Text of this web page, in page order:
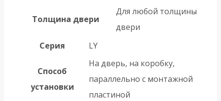
Толщина двери
Для любой толщины
двери
Серия
LY
Способ
установки
На дверь, на коробку,
параллельно с монтажной
пластиной